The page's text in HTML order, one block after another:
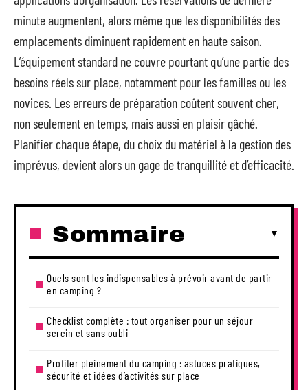
minute augmentent, alors même que les disponibilités des
emplacements diminuent rapidement en haute saison.
L’équipement standard ne couvre pourtant qu’une partie des
besoins réels sur place, notamment pour les familles ou les
novices. Les erreurs de préparation coûtent souvent cher,
non seulement en temps, mais aussi en plaisir gâché.
Planifier chaque étape, du choix du matériel à la gestion des
imprévus, devient alors un gage de tranquillité et d’efficacité.
Sommaire
Quels sont les indispensables à prévoir avant de partir
en camping ?
Checklist complète : tout organiser pour un séjour
serein et sans oubli
Profiter pleinement du camping : astuces pratiques,
sécurité et idées d’activités sur place